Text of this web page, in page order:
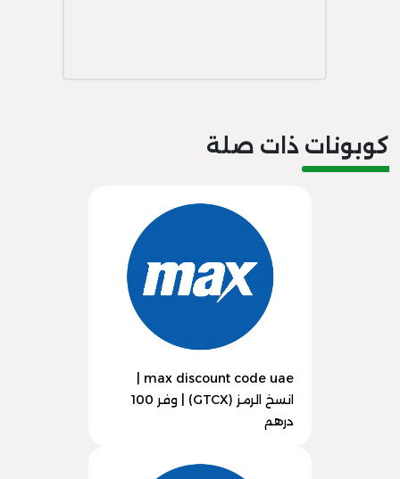
كوبونات ذات صلة
انسخ الرمز (GTCX) | وفر 100
درهم